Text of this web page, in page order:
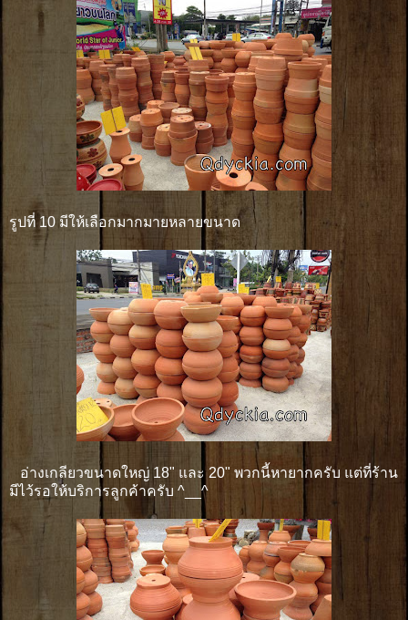
รูปที่ 10 มีให้เลือกมากมายหลายขนาด
อ่างเกลียวขนาดใหญ่ 18" และ 20" พวกนี้หายากครับ แต่ที่ร้าน
มีไว้รอให้บริการลูกค้าครับ ^__^